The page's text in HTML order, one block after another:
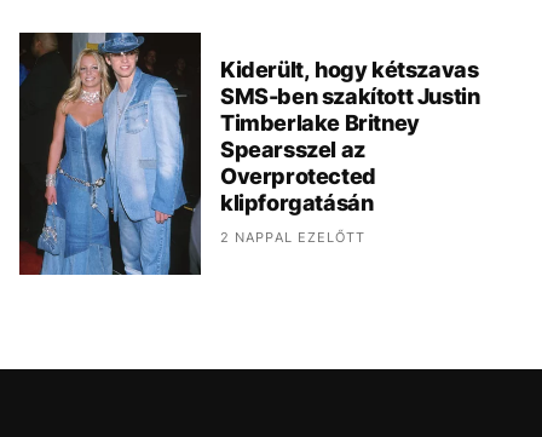
Kiderült, hogy kétszavas
SMS-ben szakított Justin
Timberlake Britney
Spearsszel az
Overprotected
klipforgatásán
2 NAPPAL EZELŐTT